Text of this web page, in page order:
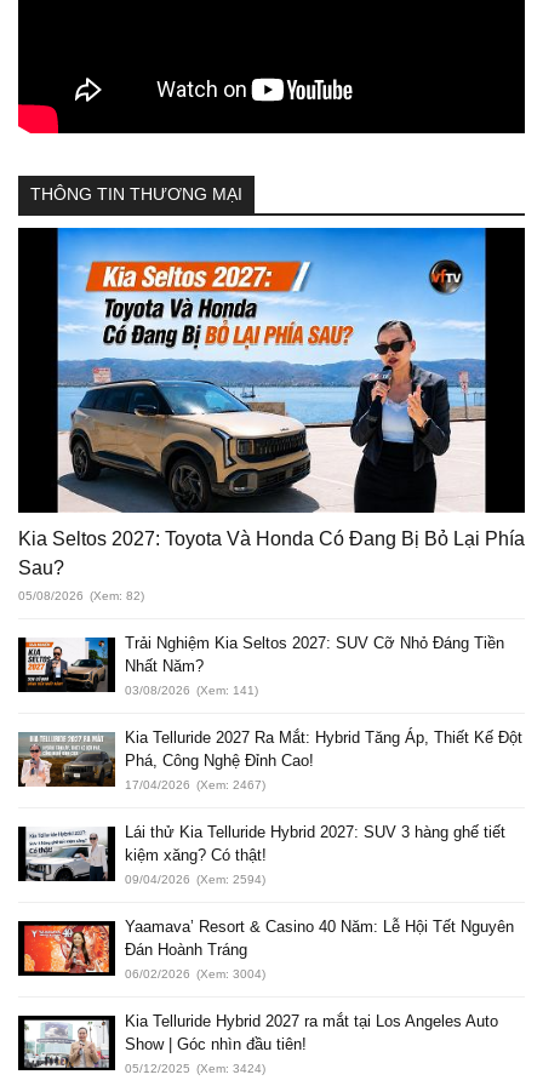
THÔNG TIN THƯƠNG MẠI
Kia Seltos 2027: Toyota Và Honda Có Đang Bị Bỏ Lại Phía
Sau?
05/08/2026 (Xem: 82)
Trải Nghiệm Kia Seltos 2027: SUV Cỡ Nhỏ Đáng Tiền
Nhất Năm?
03/08/2026 (Xem: 141)
Kia Telluride 2027 Ra Mắt: Hybrid Tăng Áp, Thiết Kế Đột
Phá, Công Nghệ Đỉnh Cao!
17/04/2026 (Xem: 2467)
Lái thử Kia Telluride Hybrid 2027: SUV 3 hàng ghế tiết
kiệm xăng? Có thật!
09/04/2026 (Xem: 2594)
Yaamava’ Resort & Casino 40 Năm: Lễ Hội Tết Nguyên
Đán Hoành Tráng
06/02/2026 (Xem: 3004)
Kia Telluride Hybrid 2027 ra mắt tại Los Angeles Auto
Show | Góc nhìn đầu tiên!
05/12/2025 (Xem: 3424)